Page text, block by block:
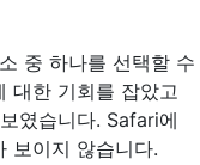
중 하나를 선택할 수
대한 기회를 잡았고
였습니다. Safari에
보이지 않습니다.